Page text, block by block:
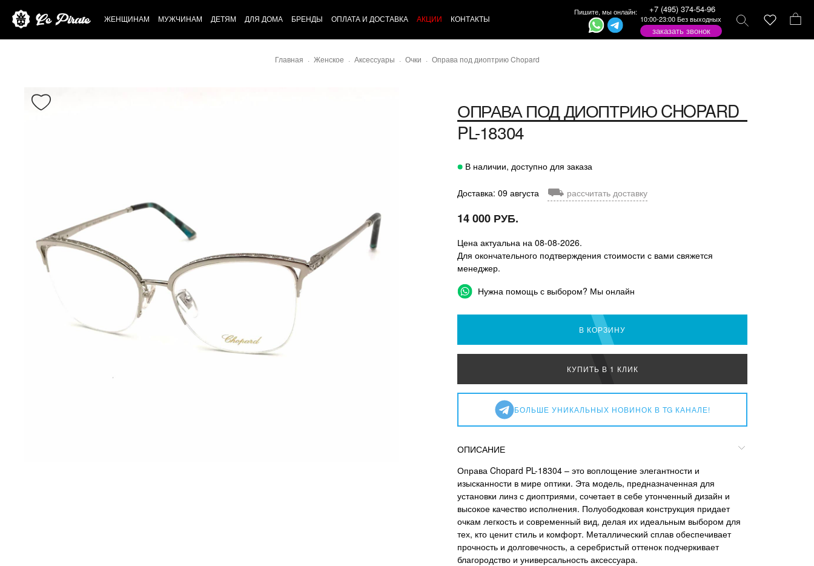
ЖЕНЩИНАМ МУЖЧИНАМ ДЕТЯМ ДЛЯ ДОМА БРЕНДЫ ОПЛАТА И ДОСТАВКА АКЦИИ КОНТАКТЫ
Пишите, мы онлайн: +7 (495) 374-54-96
10:00-23:00 Без выходных
заказать звонок
Главная Женское Аксессуары Очки Оправа под диоптрию Chopard
ОПРАВА ПОД ДИОПТРИЮCHOPARD
PL-18304
В наличии, доступно для заказа
Доставка: 09 августа ⛟ рассчитать доставку
14 000 РУБ.
Цена актуальна на 08-08-2026.
Для окончательного подтверждения стоимости с вами свяжется
менеджер.
Нужна помощь с выбором? Мы онлайн
В КОРЗИНУ
КУПИТЬ В 1 КЛИК
БОЛЬШЕ УНИКАЛЬНЫХ НОВИНОК В TG КАНАЛЕ!
ОПИСАНИЕ
Оправа Chopard PL-18304 – это воплощение элегантности и
изысканности в мире оптики. Эта модель, предназначенная для
установки линз с диоптриями, сочетает в себе утонченный дизайн и
высокое качество исполнения. Полуободковая конструкция придает
очкам легкость и современный вид, делая их идеальным выбором для
тех, кто ценит стиль и комфорт. Металлический сплав обеспечивает
прочность и долговечность, а серебристый оттенок подчеркивает
благородство и универсальность аксессуара.